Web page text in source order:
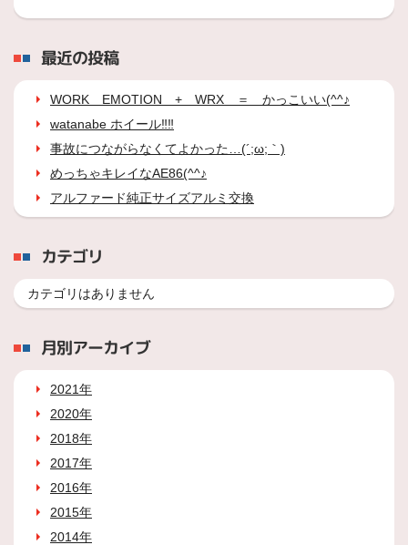
最近の投稿
WORK EMOTION + WRX ＝ かっこいい(^^♪
watanabe ホイール‼‼
事故につながらなくてよかった…(´;ω;｀)
めっちゃキレイなAE86(^^♪
アルファード純正サイズアルミ交換
カテゴリ
カテゴリはありません
月別アーカイブ
2021年
2020年
2018年
2017年
2016年
2015年
2014年